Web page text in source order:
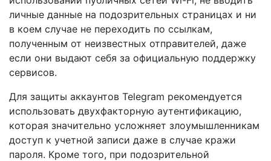
личные данные на подозрительных страницах и ни
в коем случае не переходить по ссылкам,
полученным от неизвестных отправителей, даже
если они выдают себя за официальную поддержку
сервисов.
Для защиты аккаунтов Telegram рекомендуется
использовать двухфакторную аутентификацию,
которая значительно усложняет злоумышленникам
доступ к учетной записи даже в случае кражи
пароля. Кроме того, при подозрительной